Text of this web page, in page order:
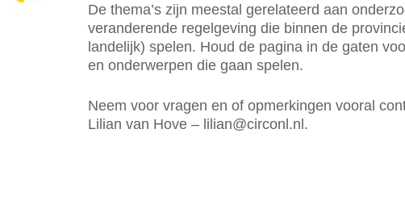
De thema’s zijn meestal gerelateerd aan
veranderende regelgeving die binnen de
landelijk) spelen. Houd de pagina in de gaten
en onderwerpen die gaan spelen.
Neem voor vragen en of opmerkingen vooral
Lilian van Hove – lilian@circonl.nl.